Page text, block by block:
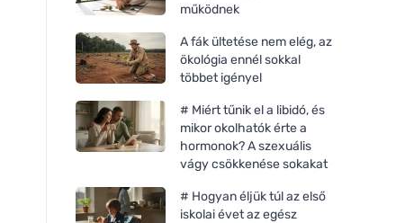
működnek
A fák ültetése nem elég, az
ökológia ennél sokkal
többet igényel
# Miért tűnik el a libidó, és
mikor okolhatók érte a
hormonok? A szexuális
vágy csökkenése sokakat
# Hogyan éljük túl az első
iskolai évet az egész